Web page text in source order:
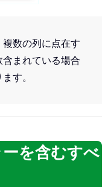
複数の列に点在す
まれている場合
す。
を含むすべ